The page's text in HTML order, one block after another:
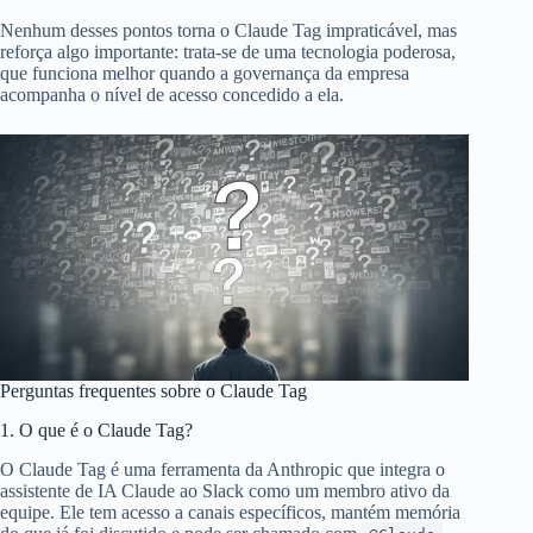
Nenhum desses pontos torna o Claude Tag impraticável, mas
reforça algo importante: trata-se de uma tecnologia poderosa,
que funciona melhor quando a governança da empresa
acompanha o nível de acesso concedido a ela.
Perguntas frequentes sobre o Claude Tag
1. O que é o Claude Tag?
O Claude Tag é uma ferramenta da Anthropic que integra o
assistente de IA Claude ao Slack como um membro ativo da
equipe. Ele tem acesso a canais específicos, mantém memória